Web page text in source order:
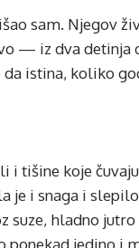
sam. Njegov
— iz dva
istina, koliko
i tišine koje
je i snaga i
suze, hladno
ponekad jedino i